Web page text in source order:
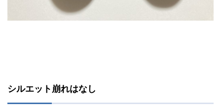
シルエット崩れはなし